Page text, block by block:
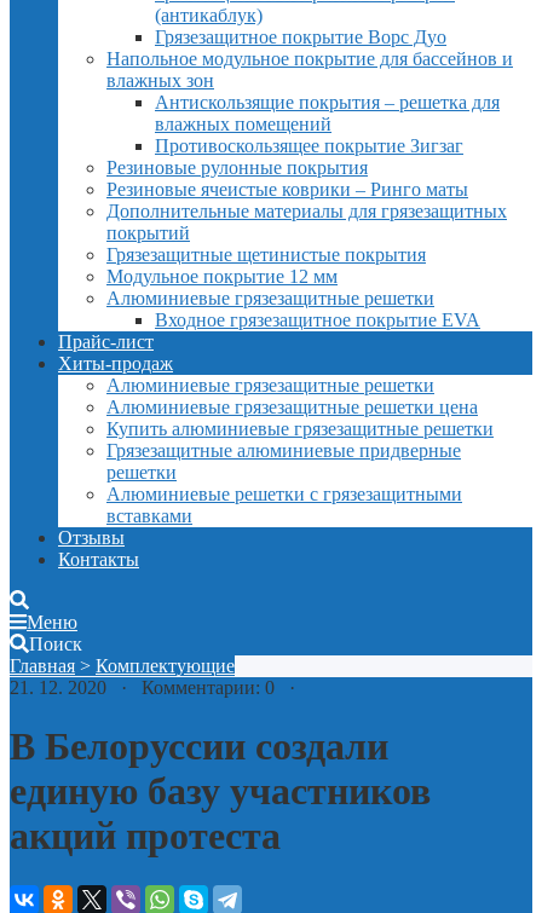
(антикаблук)
Грязезащитное покрытие Ворс Дуо
Напольное модульное покрытие для бассейнов и
влажных зон
Антискользящие покрытия – решетка для
влажных помещений
Противоскользящее покрытие Зигзаг
Резиновые рулонные покрытия
Резиновые ячеистые коврики – Ринго маты
Дополнительные материалы для грязезащитных
покрытий
Грязезащитные щетинистые покрытия
Модульное покрытие 12 мм
Алюминиевые грязезащитные решетки
Входное грязезащитное покрытие EVA
Прайс-лист
Хиты-продаж
Алюминиевые грязезащитные решетки
Алюминиевые грязезащитные решетки цена
Купить алюминиевые грязезащитные решетки
Грязезащитные алюминиевые придверные
решетки
Алюминиевые решетки с грязезащитными
вставками
Отзывы
Контакты
Меню
Поиск
Главная > Комплектующие
21. 12. 2020 · Комментарии: 0 ·
В Белоруссии создали
единую базу участников
акций протеста